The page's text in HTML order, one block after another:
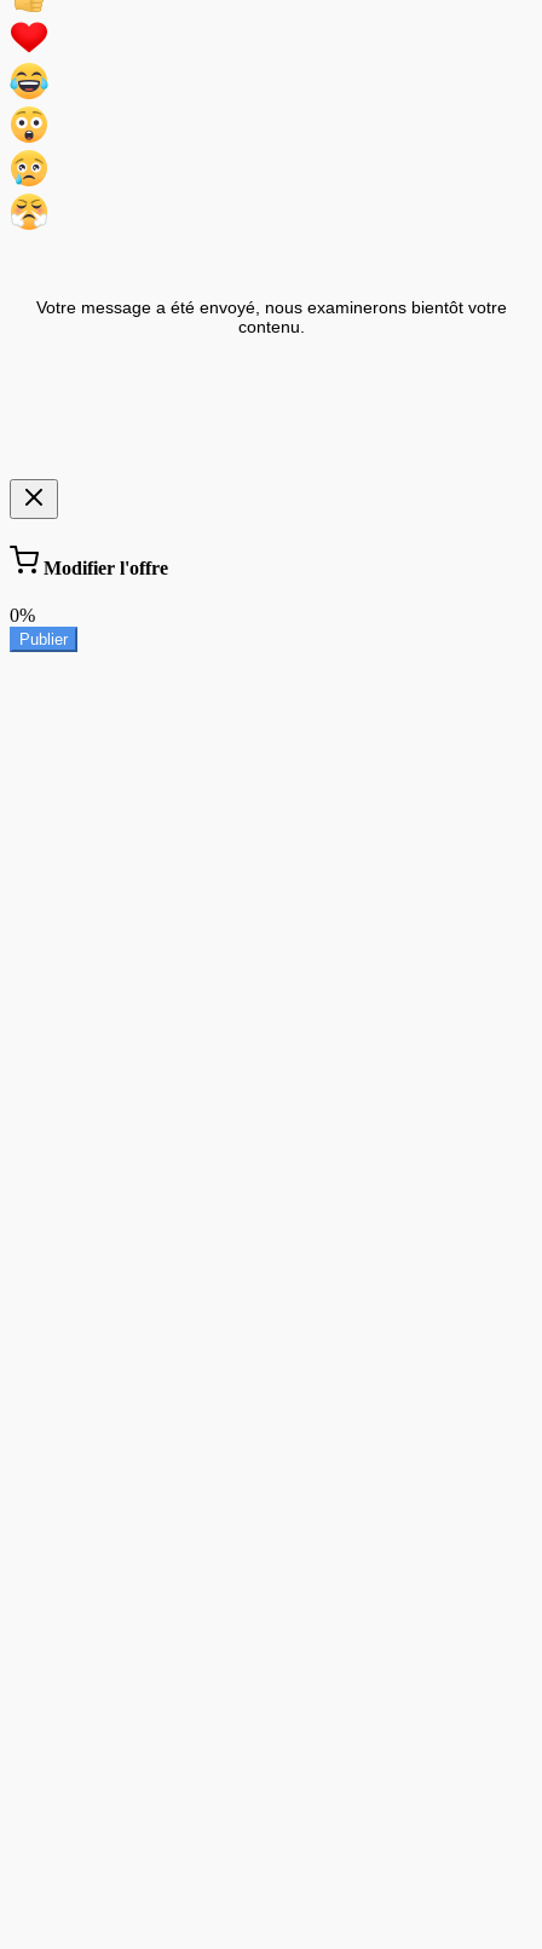
Votre message a été envoyé, nous examinerons bientôt votre
contenu.
Modifier l'offre
0%
Publier